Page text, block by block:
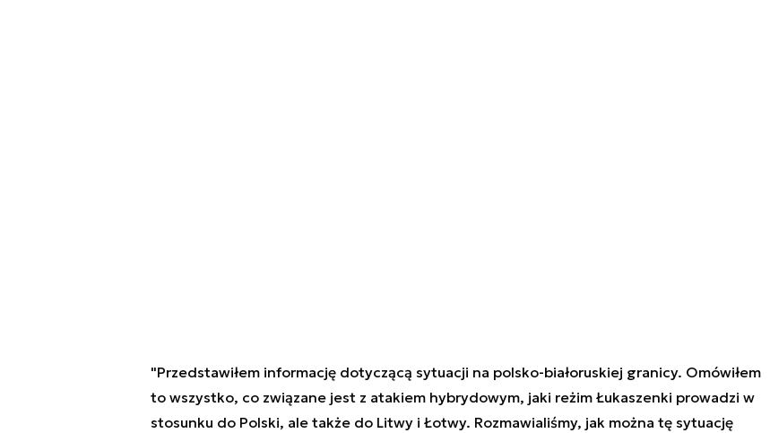
"Przedstawiłem informację dotyczącą sytuacji na polsko-białoruskiej granicy. Omówiłem
to wszystko, co związane jest z atakiem hybrydowym, jaki reżim Łukaszenki prowadzi w
stosunku do Polski, ale także do Litwy i Łotwy. Rozmawialiśmy, jak można tę sytuację